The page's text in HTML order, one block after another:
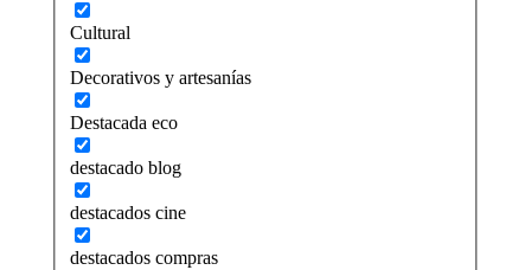
Cultural
Decorativos y artesanías
Destacada eco
destacado blog
destacados cine
destacados compras